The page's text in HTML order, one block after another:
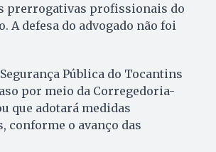
prerrogativas profissionais do
A defesa do advogado não foi
Pública do Tocantins
por meio da Corregedoria-
que adotará medidas
conforme o avanço das